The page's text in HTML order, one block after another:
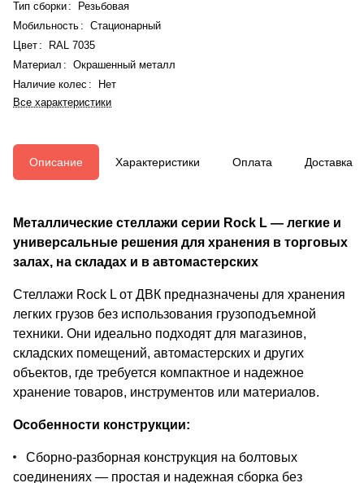
Тип сборки:
Резьбовая
Мобильность : Стационарный
Цвет :
RAL 7035
Материал : Окрашенный металл
Наличие колес :
Нет
Все характеристики
Описание Характеристики Оплата Доставка
Металлические стеллажи серии Rock L — легкие и
универсальные решения для хранения в торговых
залах, на складах и в автомастерских
Стеллажи Rock L от ДВК предназначены для хранения
легких грузов без использования грузоподъемной
техники. Они идеально подходят для магазинов,
складских помещений, автомастерских и других
объектов, где требуется компактное и надежное
хранение товаров, инструментов или материалов.
Особенности конструкции:
Сборно-разборная конструкция на болтовых
соединениях — простая и надежная сборка без